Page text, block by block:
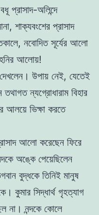
প্রাসাদ-অলিন্দে
শাক্যবংশের প্রাসাদ
নবোদিত সূর্যের আলো
আলোয়!
দেখলেন। উপায় নেই, যেতেই
ন্যগ্রোধারাম বিহার
আলয়ে ভিক্ষা করতে
আলো করেছেন ফিরে
অঙ্কে পেয়েছিলেন
বুদ্ধকে তিনিই মানুষ
কুমার সিদ্ধার্থ গৃহত্যাগ
না। নন্দকে কোলে